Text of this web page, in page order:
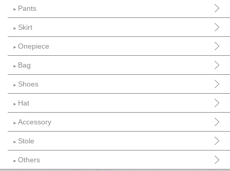
► Pants
► Skirt
► Onepiece
► Bag
► Shoes
► Hat
► Accessory
► Stole
► Others